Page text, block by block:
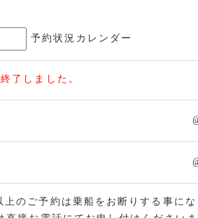
予約状況カレンダー
了しました。
のご予約は乗船をお断りする事にな